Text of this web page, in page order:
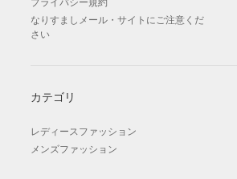
なりすましメール・サイトにご注意くだ
さい
カテゴリ
レディースファッション
メンズファッション